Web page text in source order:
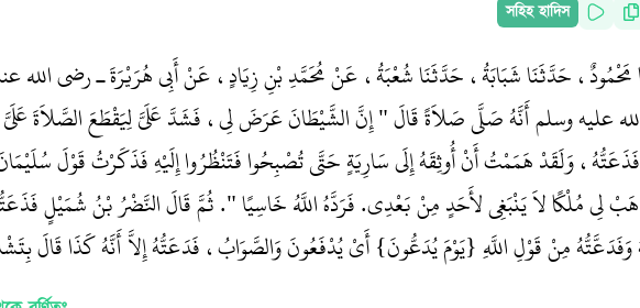
সহিহ হাদিস
مَحْمُودٌ، حَدَّثَنَا شَبَابَةُ، حَدَّثَنَا شُعْبَةُ، عَنْ مُحَمَّدِ بْنِ زِيَادٍ، عَنْ أَبِي هُرَيْرَةَ ـ رضى الله
عليه وسلم أَنَّهُ صَلَّى صَلاَةً قَالَ ‏"‏ إِنَّ الشَّيْطَانَ عَرَضَ لِي، فَشَدَّ عَلَىَّ لِيَقْطَعَ الصَّلاَةَ
وَلَقَدْ هَمَمْتُ أَنْ أُوثِقَهُ إِلَى سَارِيَةٍ حَتَّى تُصْبِحُوا فَتَنْظُرُوا إِلَيْهِ فَذَكَرْتُ قَوْلَ
لِي مُلْكًا لاَ يَنْبَغِي لأَحَدٍ مِنْ بَعْدِي‏.‏ فَرَدَّهُ اللَّهُ خَاسِيًا ‏"‏‏.‏ ثُمَّ قَالَ النَّضْرُ بْنُ شُمَيْلٍ
مِنْ قَوْلِ اللَّهِ ‏{‏يَوْمَ يُدَعُّونَ‏}‏ أَىْ يُدْفَعُونَ وَالصَّوَابُ، فَدَعَتُّهُ إِلاَّ أَنَّهُ كَذَا قَالَ